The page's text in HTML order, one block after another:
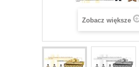
Zobacz większe